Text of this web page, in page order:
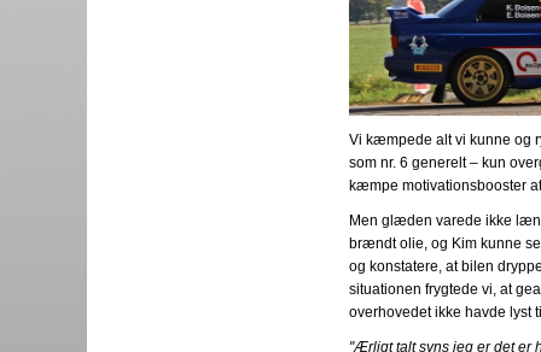
Vi kæmpede alt vi kunne og
som nr. 6 generelt – kun
kæmpe motivationsbooster
Men glæden varede ikke
brændt olie, og Kim kunne
og konstatere, at bilen
situationen frygtede vi, at
overhovedet ikke havde lyst
"Ærligt talt syns jeg er det er